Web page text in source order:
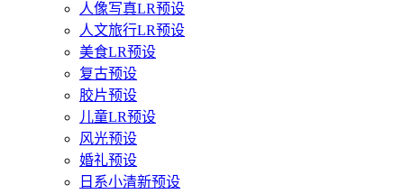
人像写真LR预设
人文旅行LR预设
美食LR预设
复古预设
胶片预设
儿童LR预设
风光预设
婚礼预设
日系小清新预设